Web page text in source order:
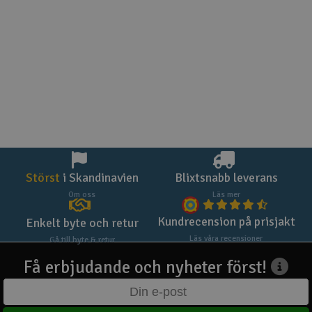
Störst i Skandinavien
Om oss
Blixtsnabb leverans
Läs mer
Enkelt byte och retur
Gå till byte & retur
Kundrecension på prisjakt
Läs våra recensioner
Få erbjudande och nyheter först!